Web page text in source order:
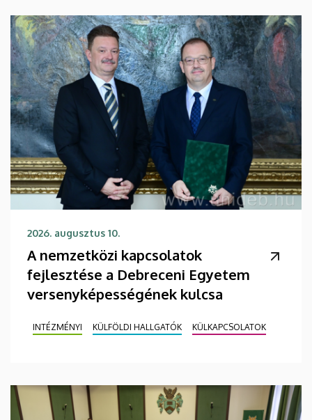
2026. augusztus 10.
A nemzetközi kapcsolatok
fejlesztése a Debreceni Egyetem
versenyképességének kulcsa
INTÉZMÉNYI KÜLFÖLDI HALLGATÓK KÜLKAPCSOLATOK